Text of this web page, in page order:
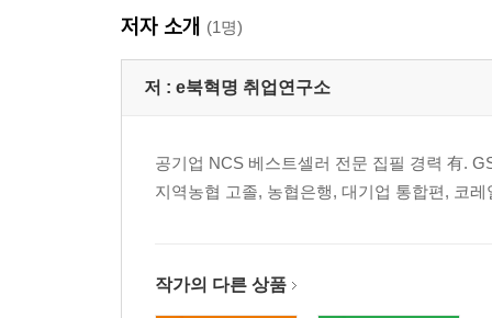
저자 소개 (1명)
저 : e북혁명 취업연구소
공기업 NCS 베스트셀러 전문 집필 경력 有.
지역농협 고졸, 농협은행, 대기업 통합편, 코
작가의 다른 상품